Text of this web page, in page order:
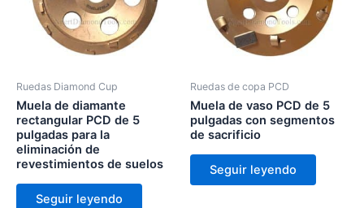
Ruedas Diamond Cup
Muela de diamante
rectangular PCD de 5
pulgadas para la
eliminación de
revestimientos de suelos
Seguir leyendo
Ruedas de copa PCD
Muela de vaso PCD de 5
pulgadas con segmentos
de sacrificio
Seguir leyendo